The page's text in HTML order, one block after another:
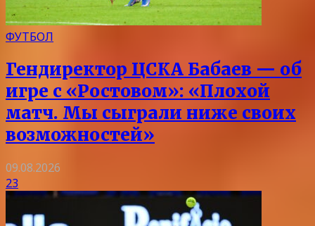
ФУТБОЛ
Гендиректор ЦСКА Бабаев — об
игре с «Ростовом»: «Плохой
матч. Мы сыграли ниже своих
возможностей»
09.08.2026
23